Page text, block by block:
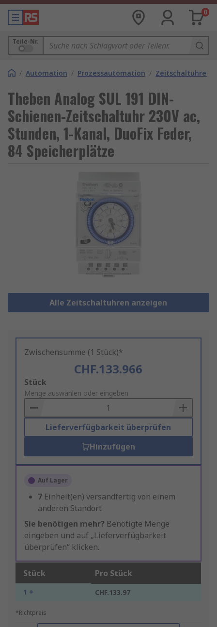
0
Teile-Nr.
/ Automation / Prozessautomation / Zeitschaltuhren
Theben Analog SUL 191 DIN-
Schienen-Zeitschaltuhr 230V ac,
Stunden, 1-Kanal, DuoFix Feder,
84 Speicherplätze
Alle Zeitschaltuhren anzeigen
Zwischensumme (1 Stück)*
CHF.133.966
Add
to
Basket
Stück
Menge auswählen oder eingeben
Lieferverfügbarkeit überprüfen
Hinzufügen
Auf Lager
7 Einheit(en) versandfertig von einem
anderen Standort
Sie benötigen mehr? Benötigte Menge
eingeben und auf „Lieferverfügbarkeit
überprüfen“ klicken.
Stück Pro Stück
1 + CHF.133.97
*Richtpreis